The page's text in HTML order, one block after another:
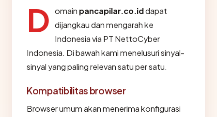
D omain pancapilar.co.iddapat
dijangkau dan mengarah ke
Indonesia via PT NettoCyber
Indonesia. Di bawah kami menelusuri sinyal-
sinyal yang paling relevan satu per satu.
Kompatibilitas browser
Browser umum akan menerima konfigurasi